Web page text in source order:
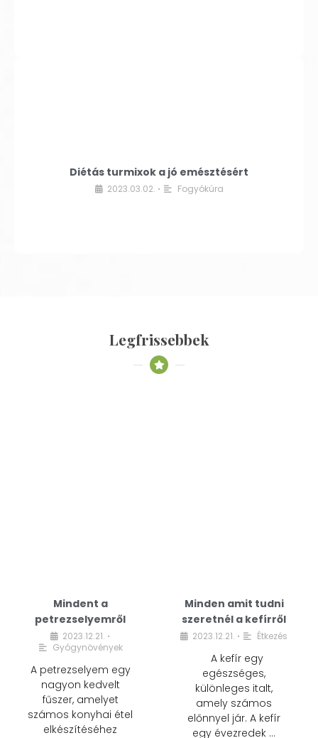
Diétás turmixok a jó emésztésért
2023.03.02. • Fogyókúra
Legfrissebbek
Mindent a
petrezselyemről
2023.12.21. •
Gyógynövények
A petrezselyem egy
nagyon kedvelt
fűszer, amelyet
számos konyhai étel
elkészítéséhez
Minden amit tudni
szeretnél a kefírről
2023.12.21. • Étkezés
A kefír egy
egészséges,
különleges italt,
amely számos
előnnyel jár. A kefír
egy évezredek …